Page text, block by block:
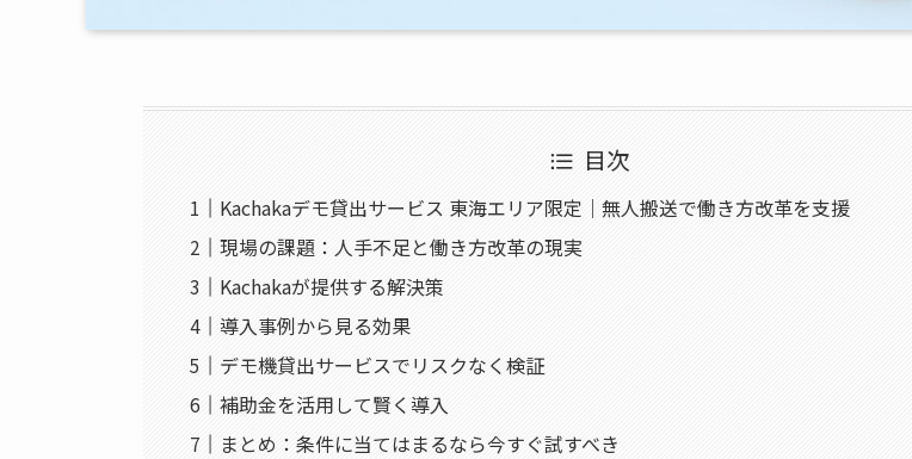
目次
Kachakaデモ貸出サービス 東海エリア限定｜無人搬送で働き方改革を支援
現場の課題：人手不足と働き方改革の現実
Kachakaが提供する解決策
導入事例から見る効果
デモ機貸出サービスでリスクなく検証
補助金を活用して賢く導入
まとめ：条件に当てはまるなら今すぐ試すべき